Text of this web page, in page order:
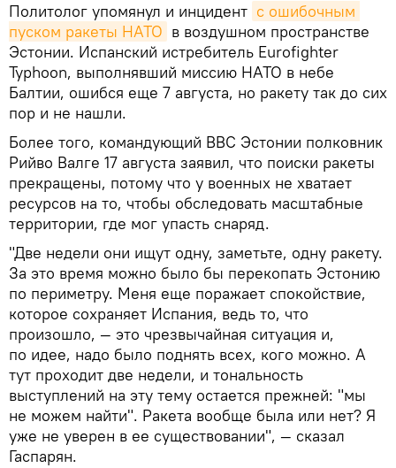
Политолог упомянул и инцидент с ошибочным
пуском ракеты НАТО в воздушном пространстве
Эстонии. Испанский истребитель Eurofighter
Typhoon, выполнявший миссию НАТО в небе
Балтии, ошибся еще 7 августа, но ракету так до сих
пор и не нашли.
Более того, командующий ВВС Эстонии полковник
Рийво Валге 17 августа заявил, что поиски ракеты
прекращены, потому что у военных не хватает
ресурсов на то, чтобы обследовать масштабные
территории, где мог упасть снаряд.
"Две недели они ищут одну, заметьте, одну ракету.
За это время можно было бы перекопать Эстонию
по периметру. Меня еще поражает спокойствие,
которое сохраняет Испания, ведь то, что
произошло, — это чрезвычайная ситуация и,
по идее, надо было поднять всех, кого можно. А
тут проходит две недели, и тональность
выступлений на эту тему остается прежней: "мы
не можем найти". Ракета вообще была или нет? Я
уже не уверен в ее существовании", — сказал
Гаспарян.